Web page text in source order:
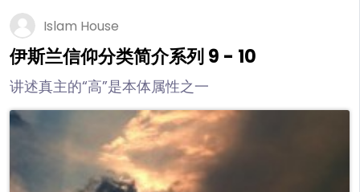
Islam House
伊斯兰信仰分类简介系列 9 - 10
讲述真主的“高”是本体属性之一